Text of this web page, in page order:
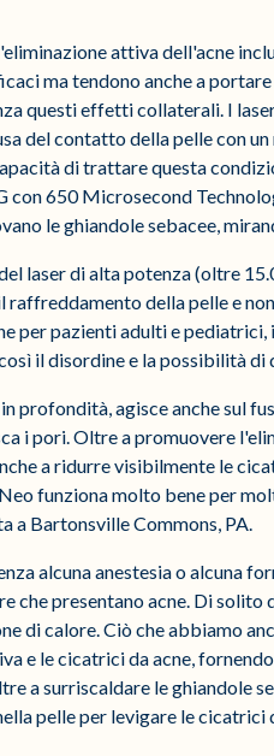
attiva dell'acne
ma tendono anche a
questi effetti collaterali. I
del contatto della pelle con
di trattare questa
con 650 Microsecond
le ghiandole sebacee,
laser di alta potenza (oltre
raffreddamento della pelle e
per pazienti adulti e pediatrici,
il disordine e la possibilità di
profondità, agisce anche sul
i pori. Oltre a promuovere
a ridurre visibilmente le
funziona molto bene per
a Bartonsville Commons, PA.
alcuna anestesia o alcuna
che presentano acne. Di
di calore. Ciò che abbiamo
e le cicatrici da acne,
a surriscaldare le ghiandole
pelle per levigare le cicatrici